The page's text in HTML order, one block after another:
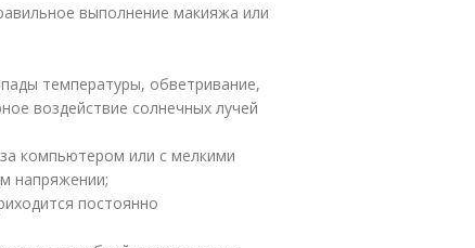
выполнение макияжа или
температуры, обветривание,
воздействие солнечных лучей
компьютером или с мелкими
напряжении;
постоянно